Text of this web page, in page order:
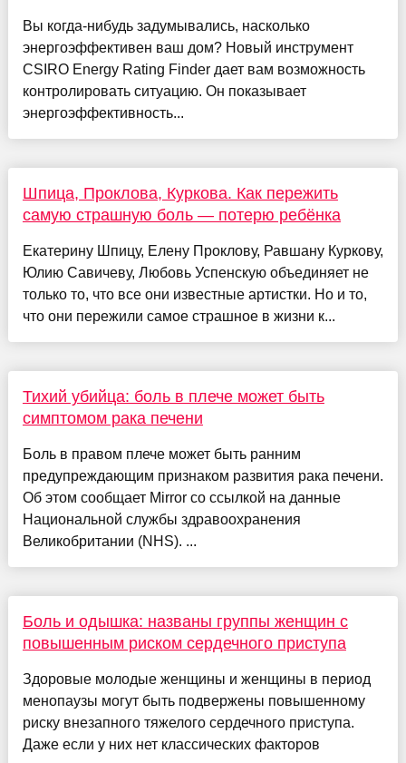
Вы когда-нибудь задумывались, насколько
энергоэффективен ваш дом? Новый инструмент
CSIRO Energy Rating Finder дает вам возможность
контролировать ситуацию. Он показывает
энергоэффективность...
Шпица, Проклова, Куркова. Как пережить
самую страшную боль — потерю ребёнка
Екатерину Шпицу, Елену Проклову, Равшану Куркову,
Юлию Савичеву, Любовь Успенскую объединяет не
только то, что все они известные артистки. Но и то,
что они пережили самое страшное в жизни к...
Тихий убийца: боль в плече может быть
симптомом рака печени
Боль в правом плече может быть ранним
предупреждающим признаком развития рака печени.
Об этом сообщает Mirror со ссылкой на данные
Национальной службы здравоохранения
Великобритании (NHS). ...
Боль и одышка: названы группы женщин с
повышенным риском сердечного приступа
Здоровые молодые женщины и женщины в период
менопаузы могут быть подвержены повышенному
риску внезапного тяжелого сердечного приступа.
Даже если у них нет классических факторов